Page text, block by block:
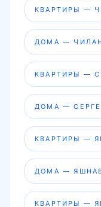
КВАРТИРЫ —
ДОМА —
КВАРТИРЫ —
ДОМА —
КВАРТИРЫ —
ДОМА —
КВАРТИРЫ —